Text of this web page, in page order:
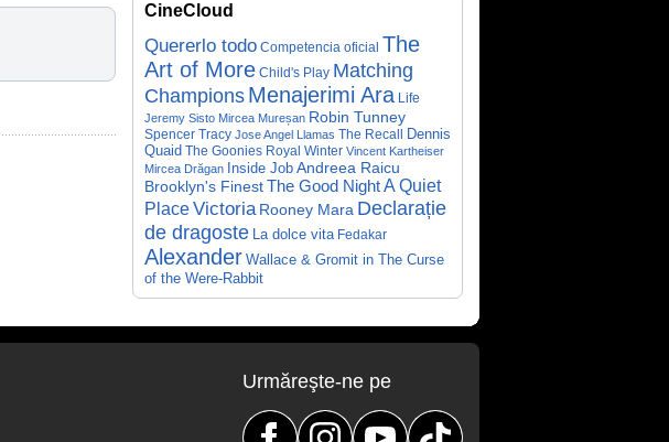
CineCloud
Quererlo todo Competencia oficial The
Art of More Child's Play Matching
ChampionsMenajerimi Ara Life
Jeremy Sisto Mircea Mureșan Robin Tunney
Spencer Tracy Jose Angel Llamas The Recall
Dennis
Quaid The Goonies Royal Winter Vincent Kartheiser
Mircea Drăgan Inside Job Andreea Raicu
Brooklyn's FinestThe Good NightA Quiet
PlaceVictoria Rooney Mara Declarație
de dragoste La dolce vita Fedakar
Alexander Wallace & Gromit in The Curse
of the Were-Rabbit
Urmăreşte-ne pe